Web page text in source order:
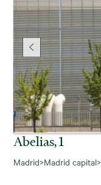
Abelias, 1
Madrid>Madrid capital>